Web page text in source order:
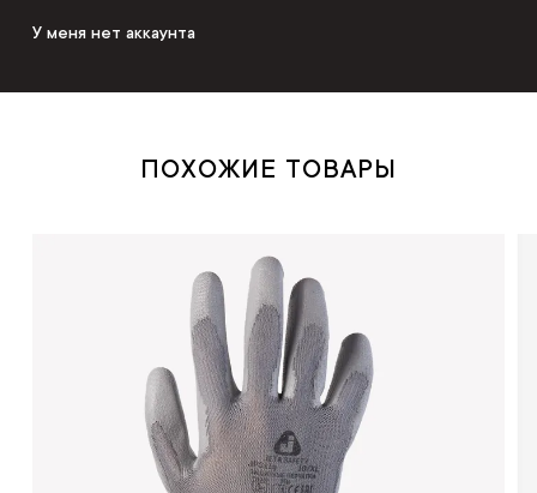
У меня нет аккаунта
ПОХОЖИЕ ТОВАРЫ